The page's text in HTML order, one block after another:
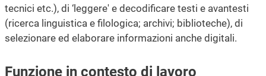
tecnici etc.), di ‘leggere' e decodificare testi e avantesti
(ricerca linguistica e filologica; archivi; biblioteche), di
selezionare ed elaborare informazioni anche digitali.
Funzione in contesto di lavoro